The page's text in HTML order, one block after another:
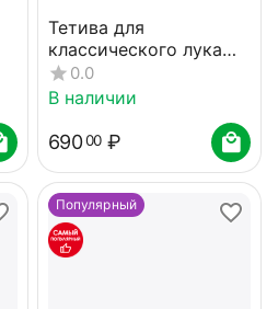
Тетива для
классического лука
50" белая
0.0
В наличии
69000 ₽
Популярный